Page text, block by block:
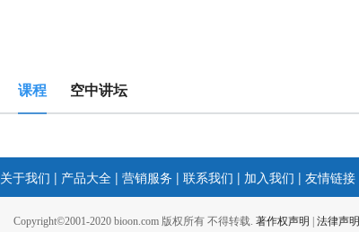
课程 空中讲坛
关于我们 | 产品大全 | 营销服务 | 联系我们 | 加入我们 | 友情链接
Copyright©2001-2020 bioon.com 版权所有 不得转载. 著作权声明 法律声明